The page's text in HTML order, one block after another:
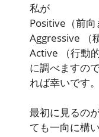
私が
Positive （前向
Aggressive
Active
（行動
に調べますの
れば幸いです。
最初に見るの
ても一向に構